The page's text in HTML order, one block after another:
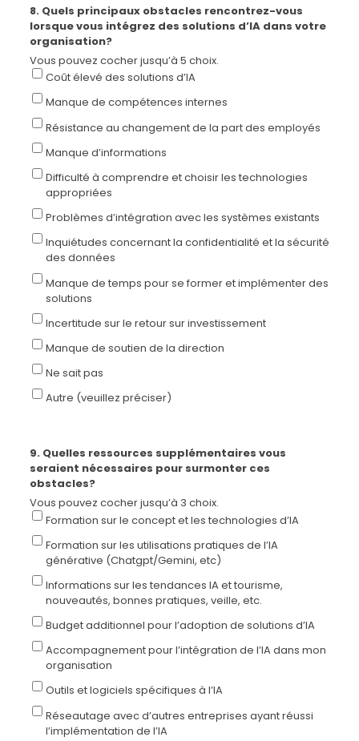
8. Quels principaux obstacles rencontrez-vous
lorsque vous intégrez des solutions d’IA dans votre
organisation?
Vous pouvez cocher jusqu’à 5 choix.
Coût élevé des solutions d’IA
Manque de compétences internes
Résistance au changement de la part des employés
Manque d’informations
Difficulté à comprendre et choisir les technologies
appropriées
Problèmes d’intégration avec les systèmes existants
Inquiétudes concernant la confidentialité et la sécurité
des données
Manque de temps pour se former et implémenter des
solutions
Incertitude sur le retour sur investissement
Manque de soutien de la direction
Ne sait pas
Autre (veuillez préciser)
9. Quelles ressources supplémentaires vous
seraient nécessaires pour surmonter ces
obstacles?
Vous pouvez cocher jusqu’à 3 choix.
Formation sur le concept et les technologies d’IA
Formation sur les utilisations pratiques de l’IA
générative (Chatgpt/Gemini, etc)
Informations sur les tendances IA et tourisme,
nouveautés, bonnes pratiques, veille, etc.
Budget additionnel pour l’adoption de solutions d’IA
Accompagnement pour l’intégration de l’IA dans mon
organisation
Outils et logiciels spécifiques à l’IA
Réseautage avec d’autres entreprises ayant réussi
l’implémentation de l’IA